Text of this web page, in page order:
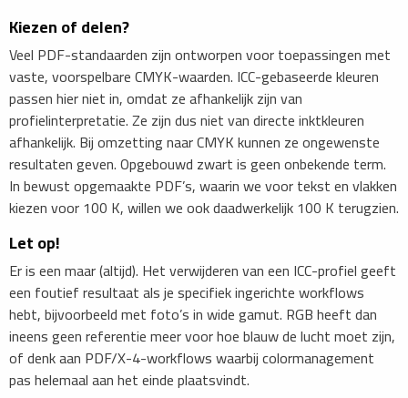
Kiezen of delen?
Veel PDF-standaarden zijn ontworpen voor toepassingen met
vaste, voorspelbare CMYK-waarden. ICC-gebaseerde kleuren
passen hier niet in, omdat ze afhankelijk zijn van
profielinterpretatie. Ze zijn dus niet van directe inktkleuren
afhankelijk. Bij omzetting naar CMYK kunnen ze ongewenste
resultaten geven. Opgebouwd zwart is geen onbekende term.
In bewust opgemaakte PDF’s, waarin we voor tekst en vlakken
kiezen voor 100 K, willen we ook daadwerkelijk 100 K terugzien.
Let op!
Er is een maar (altijd). Het verwijderen van een ICC-profiel geeft
een foutief resultaat als je specifiek ingerichte workflows
hebt, bijvoorbeeld met foto’s in wide gamut. RGB heeft dan
ineens geen referentie meer voor hoe blauw de lucht moet zijn,
of denk aan PDF/X-4-workflows waarbij colormanagement
pas helemaal aan het einde plaatsvindt.